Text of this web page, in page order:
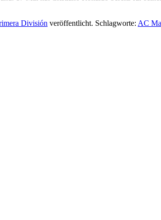
División veröffentlicht. Schlagworte: AC